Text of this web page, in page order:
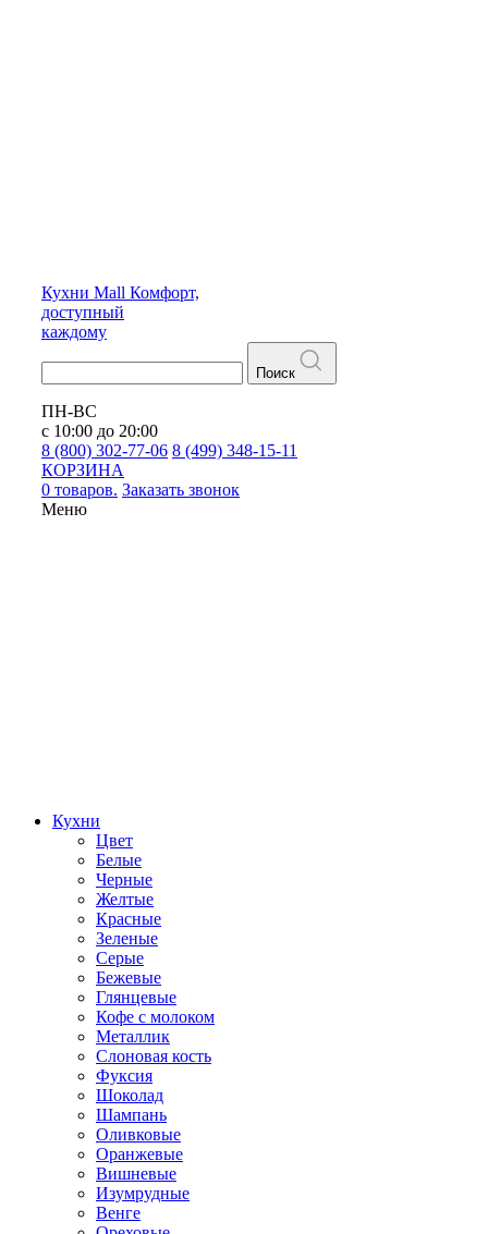
Кухни Mall Комфорт,
доступный
каждому
Поиск
ПН-ВС
с 10:00 до 20:00
8 (800) 302-77-06 8 (499) 348-15-11
КОРЗИНА
0 товаров. Заказать звонок
Меню
Кухни
Цвет
Белые
Черные
Желтые
Красные
Зеленые
Серые
Бежевые
Глянцевые
Кофе с молоком
Металлик
Слоновая кость
Фуксия
Шоколад
Шампань
Оливковые
Оранжевые
Вишневые
Изумрудные
Венге